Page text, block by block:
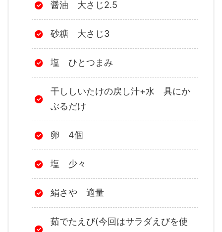
醤油 大さじ2.5
砂糖 大さじ3
塩 ひとつまみ
干ししいたけの戻し汁+水 具にか
ぶるだけ
卵 4個
塩 少々
絹さや 適量
茹でたえび(今回はサラダえびを使